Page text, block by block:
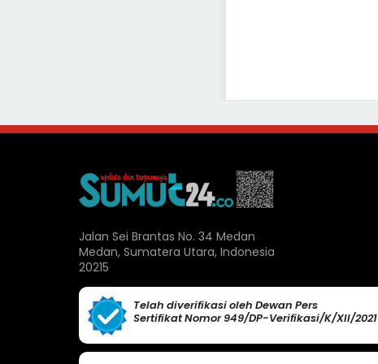
Jalan Sei Brantas No. 34 Medan
Medan, Sumatera Utara, Indonesia
20215
Telah diverifikasi oleh Dewan Pers
Sertifikat Nomor 949/DP-Verifikasi/K/XII/2021